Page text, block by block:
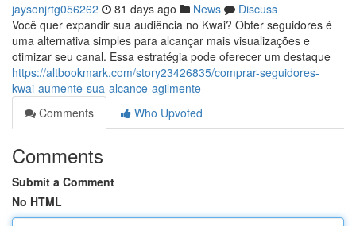
jaysonjrtg056262 81 days ago News
Discuss
Você quer expandir sua audiência no Kwai? Obter seguidores é
uma alternativa simples para alcançar mais visualizações e
otimizar seu canal. Essa estratégia pode oferecer um destaque
https://altbookmark.com/story23426835/comprar-seguidores-
kwai-aumente-sua-alcance-agilmente
Comments
Who Upvoted
Comments
Submit a Comment
No HTML